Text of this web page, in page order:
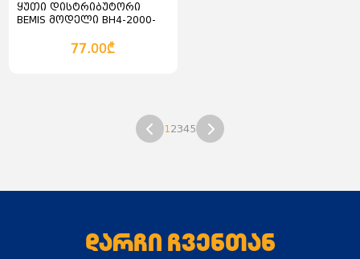
კალათაში დამატება
ყუთი დისტრიბუტორი
BEMIS მოდელი BH4-2000-
77.00₾
1 2345
დარჩი ჩვენთან